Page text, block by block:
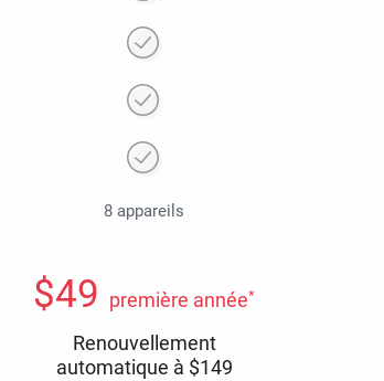
8 appareils
$49 première année*
Renouvellement
automatique à $149